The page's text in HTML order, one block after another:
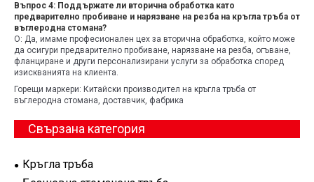
Въпрос 4: Поддържате ли вторична обработка като
предварително пробиване и нарязване на резба на кръгла тръба от
въглеродна стомана?
О: Да, имаме професионален цех за вторична обработка, който може
да осигури предварително пробиване, нарязване на резба, огъване,
фланциране и други персонализирани услуги за обработка според
изискванията на клиента.
Горещи маркери: Китайски производител на кръгла тръба от
въглеродна стомана, доставчик, фабрика
Свързана категория
Кръгла тръба